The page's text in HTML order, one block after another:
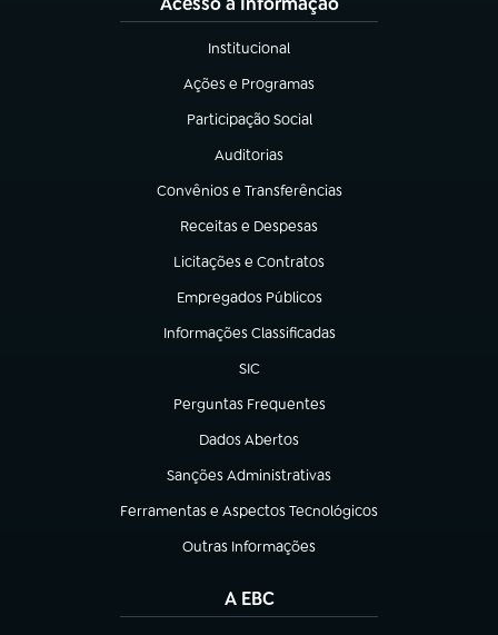
Institucional
(abre em nova aba)
Ações e Programas
(abre em nova aba)
Participação Social
(abre em nova aba)
Auditorias
(abre em nova aba)
Convênios e Transferências
(abre em nova aba)
Receitas e Despesas
(abre em nova aba)
Licitações e Contratos
(abre em nova aba)
Empregados Públicos
(abre em nova aba)
Informações Classificadas
(abre em nova aba)
SIC
(abre em nova aba)
Perguntas Frequentes
(abre em nova aba)
Dados Abertos
(abre em nova aba)
Sanções Administrativas
(abre em nova aba)
Ferramentas e Aspectos Tecnológicos
(abre em nova aba)
Outras Informações
(abre em nova aba)
A EBC